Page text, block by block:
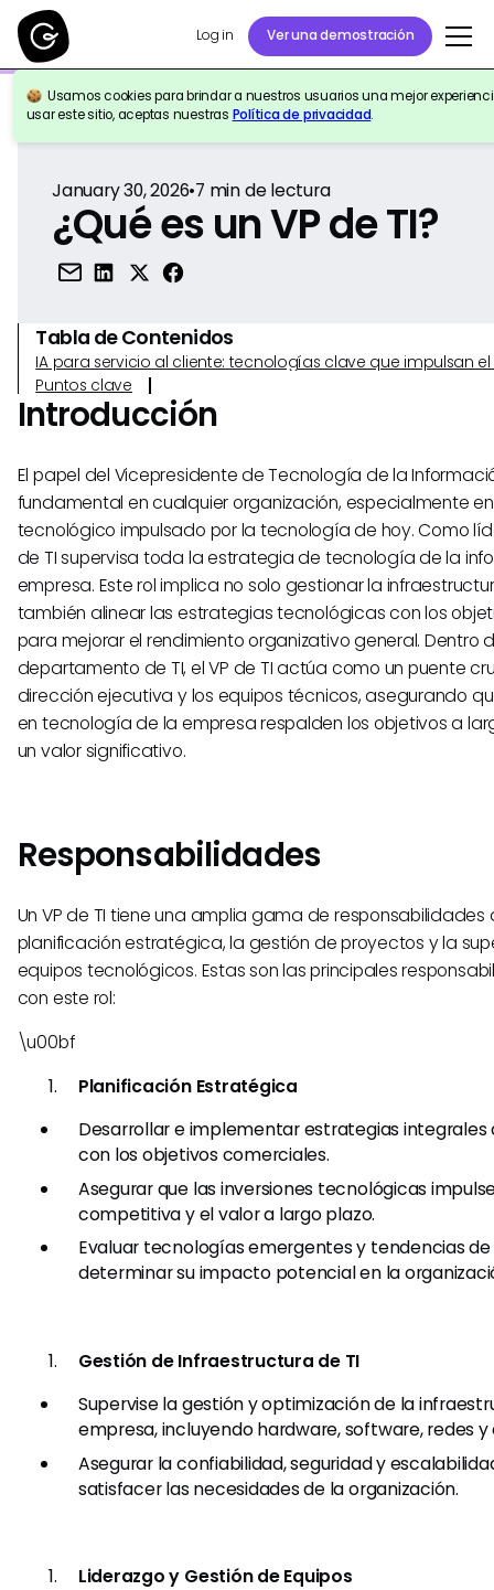
Log in Ver una demostración
Usamos cookies para brindar a nuestros usuarios una mejor
usar este sitio, aceptas nuestras Política de privacidad.
Volver a la Referencia
January 30, 2026•7 min de lectura
¿Qué es un VP de TI?
Tabla de Contenidos
IA para servicio al cliente: tecnologías clave que impulsan
Puntos clave
Introducción
El papel del Vicepresidente de Tecnología de la
fundamental en cualquier organización, especialmente
tecnológico impulsado por la tecnología de hoy. Como
de TI supervisa toda la estrategia de tecnología de la
empresa. Este rol implica no solo gestionar la
también alinear las estrategias tecnológicas con los
para mejorar el rendimiento organizativo general. Dentro
departamento de TI, el VP de TI actúa como un puente
dirección ejecutiva y los equipos técnicos, asegurando
en tecnología de la empresa respalden los objetivos a
un valor significativo.
Responsabilidades
Un VP de TI tiene una amplia gama de
planificación estratégica, la gestión de proyectos y la
equipos tecnológicos. Estas son las principales
con este rol:
\u00bf
Planificación Estratégica
Desarrollar e implementar estrategias integrales
con los objetivos comerciales.
Asegurar que las inversiones tecnológicas
competitiva y el valor a largo plazo.
Evaluar tecnologías emergentes y tendencias
determinar su impacto potencial en la
Gestión de Infraestructura de TI
Supervise la gestión y optimización de la
empresa, incluyendo hardware, software, redes
Asegurar la confiabilidad, seguridad y
satisfacer las necesidades de la organización.
Liderazgo y Gestión de Equipos